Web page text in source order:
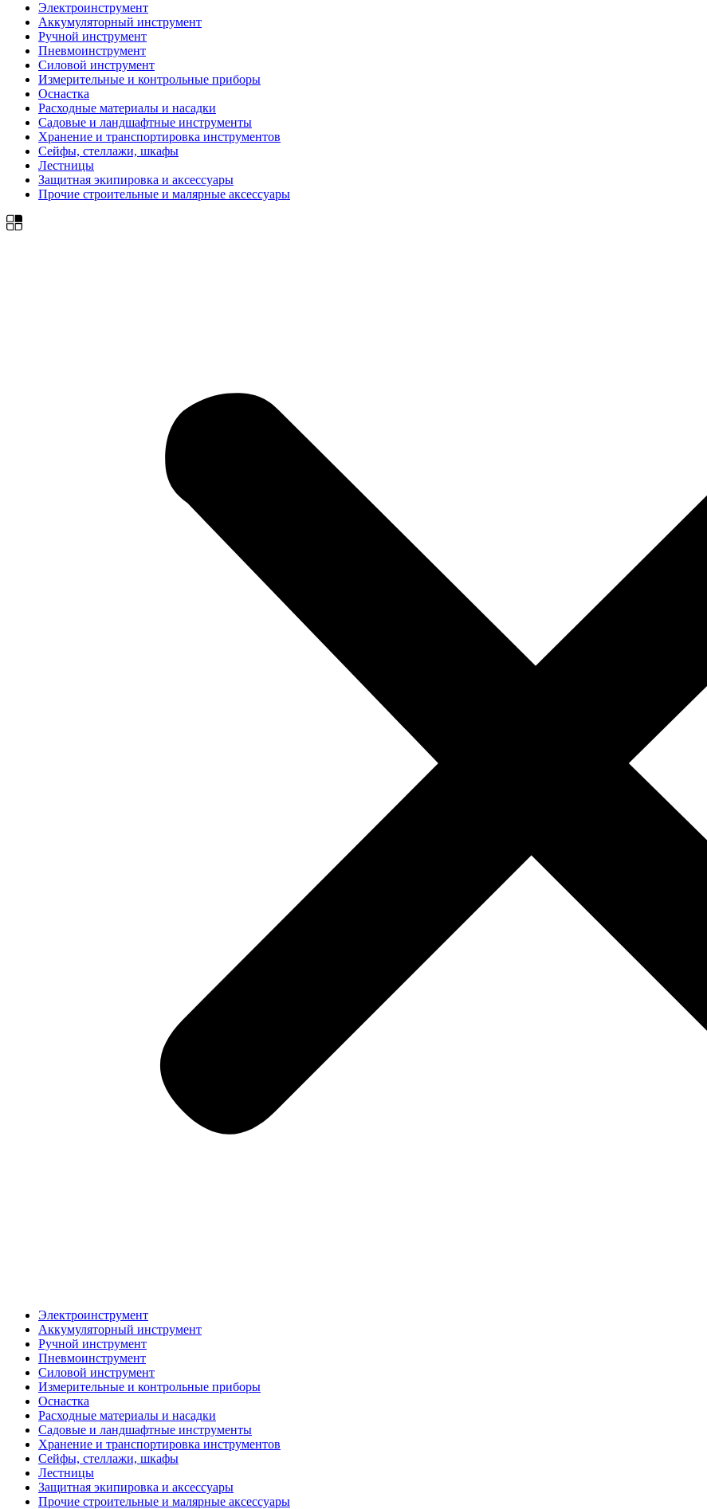
Электроинструмент
Аккумуляторный инструмент
Ручной инструмент
Пневмоинструмент
Силовой инструмент
Измерительные и контрольные приборы
Оснастка
Расходные материалы и насадки
Садовые и ландшафтные инструменты
Хранение и транспортировка инструментов
Сейфы, стеллажи, шкафы
Лестницы
Защитная экипировка и аксессуары
Прочие строительные и малярные аксессуары
Электроинструмент
Аккумуляторный инструмент
Ручной инструмент
Пневмоинструмент
Силовой инструмент
Измерительные и контрольные приборы
Оснастка
Расходные материалы и насадки
Садовые и ландшафтные инструменты
Хранение и транспортировка инструментов
Сейфы, стеллажи, шкафы
Лестницы
Защитная экипировка и аксессуары
Прочие строительные и малярные аксессуары